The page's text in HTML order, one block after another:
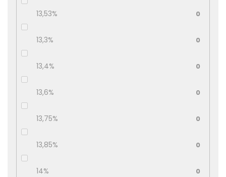
13,53% 0
13,3% 0
13,4% 0
13,6% 0
13,75% 0
13,85% 0
14% 0